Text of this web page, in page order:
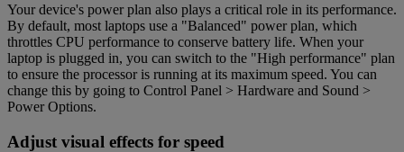
Your device's power plan also plays a critical role in its performance.
By default, most laptops use a "Balanced" power plan, which
throttles CPU performance to conserve battery life. When your
laptop is plugged in, you can switch to the "High performance" plan
to ensure the processor is running at its maximum speed. You can
change this by going to Control Panel > Hardware and Sound >
Power Options.
Adjust visual effects for speed